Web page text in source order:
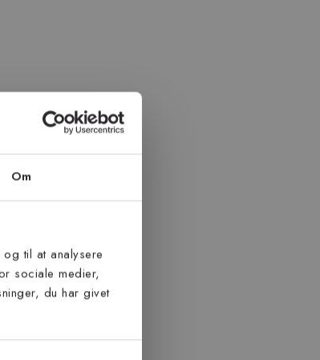
Om
til at analysere
sociale medier,
du har givet